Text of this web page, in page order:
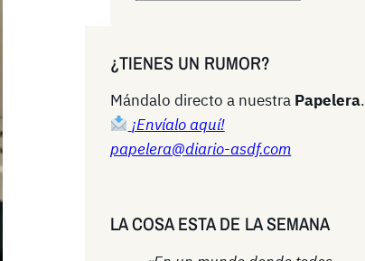
r
h
¿TIENES UN RUMOR?
Mándalo directo a nuestra Papelera.
¡Envíalo aquí!
papelera@diario-asdf.com
LA COSA ESTA DE LA SEMANA